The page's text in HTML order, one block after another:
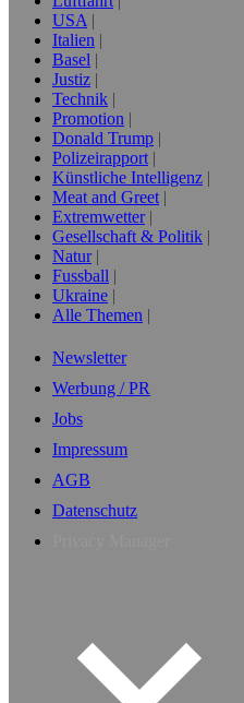
USA
Italien
Basel
Justiz
Technik
Promotion
Donald Trump
Polizeirapport
Künstliche Intelligenz
Meat and Greet
Extremwetter
Gesellschaft & Politik
Natur
Fussball
Ukraine
Alle Themen
Newsletter
Werbung / PR
Jobs
Impressum
AGB
Datenschutz